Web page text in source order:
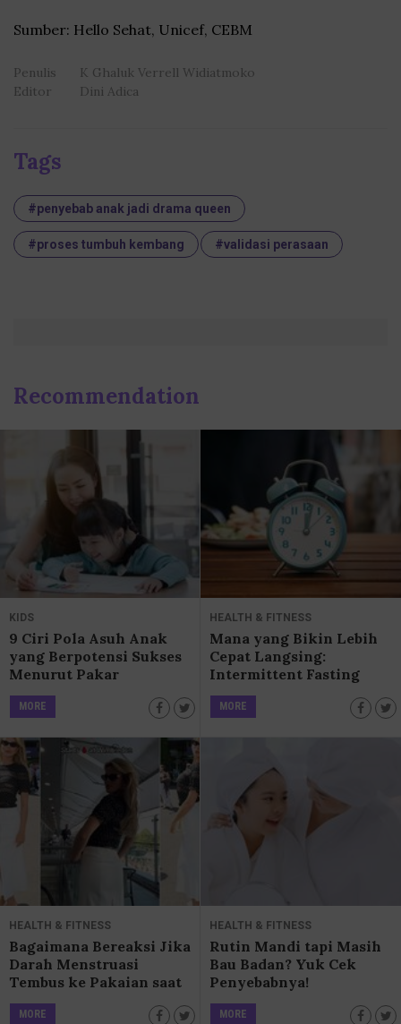
Sumber: Hello Sehat, Unicef, CEBM
Penulis
K Ghaluk Verrell Widiatmoko
Editor
Dini Adica
Tags
#penyebab anak jadi drama queen
#proses tumbuh kembang #validasi perasaan
Recommendation
KIDS
9 Ciri Pola Asuh Anak
yang Berpotensi Sukses
Menurut Pakar
MORE
HEALTH & FITNESS
Mana yang Bikin Lebih
Cepat Langsing:
Intermittent Fasting
atau Mengurangi Porsi
Makan?
MORE
HEALTH & FITNESS
Bagaimana Bereaksi Jika
Darah Menstruasi
Tembus ke Pakaian saat
di Tempat Umum?
MORE
HEALTH & FITNESS
Rutin Mandi tapi Masih
Bau Badan? Yuk Cek
Penyebabnya!
MORE